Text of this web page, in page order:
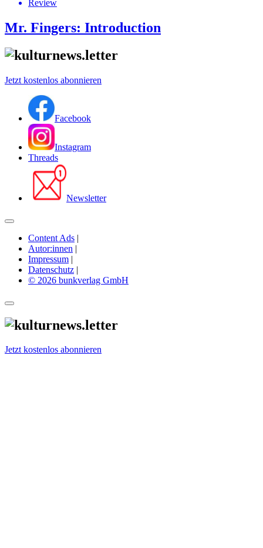
Review
Mr. Fingers: Introduction
Jetzt kostenlos abonnieren
Facebook
Instagram
Threads
Newsletter
Content Ads |
Autor:innen |
Impressum |
Datenschutz |
© 2026 bunkverlag GmbH
Jetzt kostenlos abonnieren